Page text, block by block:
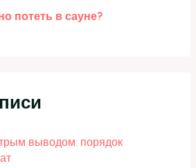
потеть в сауне?
выводом: порядок